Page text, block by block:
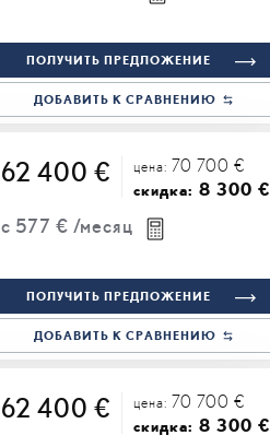
ПОЛУЧИТЬ ПРЕДЛОЖЕНИЕ
ДОБАВИТЬ К СРАВНЕНИЮ
62 400 € цена: 70 700 €
скидка: 8 300 €
с 577 € /месяц
ПОЛУЧИТЬ ПРЕДЛОЖЕНИЕ
ДОБАВИТЬ К СРАВНЕНИЮ
62 400 € цена: 70 700 €
скидка: 8 300 €